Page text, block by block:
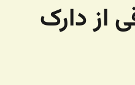
از دارک